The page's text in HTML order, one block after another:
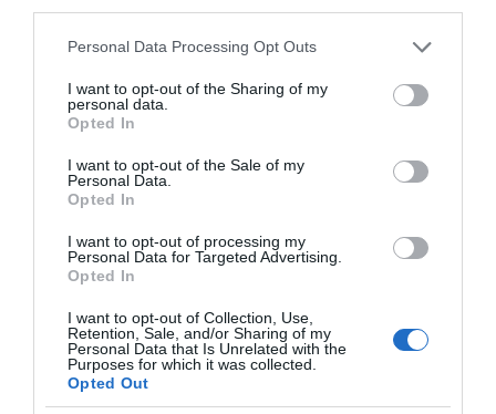
Please note that this website/app uses one or more Google
not limited to your visit or usage behaviour. You may click to
grant or deny consent to Google and its third-party tags to
use your data for below specified purposes in below Google
consent section.
Personal Data Processing Opt Outs
I want to opt-out of the Sharing of my
personal data.
Opted In
I want to opt-out of the Sale of my
Personal Data.
Opted In
I want to opt-out of processing my
Personal Data for Targeted Advertising.
Opted In
I want to opt-out of Collection, Use,
Retention, Sale, and/or Sharing of my
Personal Data that Is Unrelated with the
Purposes for which it was collected.
Opted Out
Η ΣΤΗΛΗ ΜΑΣ